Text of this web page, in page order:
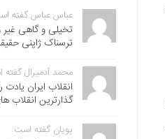
عباس عباس گفته
تخیلی و گاهی
ترسناک ژاپنی
محمد آدمیرال
انقلاب ایران یادت
گذارترین انقلاب
پویان گفته است: